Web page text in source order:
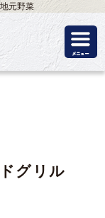
元野菜
グリル